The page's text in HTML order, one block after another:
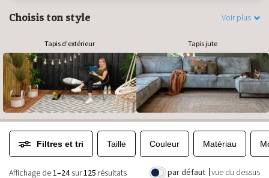
Choisis ton style Voir plus
Tapis d'extérieur Tapis jute
Filtres et tri Taille Couleur Matériau
par défaut vue du dessus
Affichage de 1–24sur125 résultats